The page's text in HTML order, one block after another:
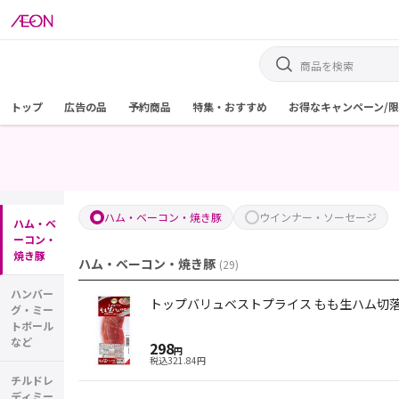
トップ 広告の品 予約商品 特集・おすすめ お得なキャンペーン/
ハム・ベ
ーコン・
焼き豚
ハンバー
グ・ミー
トボール
など
チルドレ
ディミー
ハム・ベーコン・焼き豚 ウインナー・ソーセージ
ハム・ベーコン・焼き豚 (29)
トップバリュベストプライス もも生ハム切
298円
税込321.84円